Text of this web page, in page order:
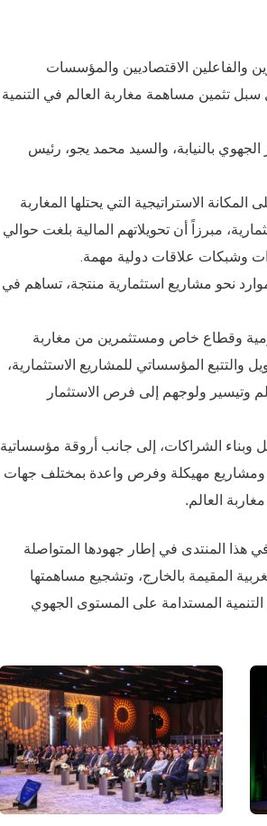
والفاعلين الاقتصاديين والمؤسسات
تثمين مساهمة مغاربة العالم في التنمية
بالنيابة، والسيد محمد يجو، رئيس
الاستراتيجية التي يحتلها المغاربة
مبرزاً أن تحويلاتهم المالية بلغت حوالي
نحو مشاريع استثمارية منتجة، تساهم في
وقطاع خاص ومستثمرين من مغاربة
والتتبع المؤسساتي للمشاريع الاستثمارية،
وتيسير ولوجهم إلى فرص الاستثمار
الشراكات، إلى جانب أروقة مؤسساتية
مهيكلة وفرص واعدة بمختلف جهات
العالم.
هذا المنتدى في إطار جهودها المتواصلة
المقيمة بالخارج، وتشجيع مساهمتها
التنمية المستدامة على المستوى الجهوي